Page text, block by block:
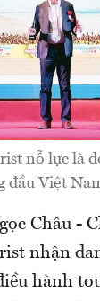
nỗ lực là
đầu Việt
Châu -
nhận
hành